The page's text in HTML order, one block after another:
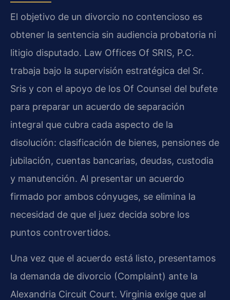
El objetivo de un divorcio no contencioso es
obtener la sentencia sin audiencia probatoria ni
litigio disputado. Law Offices Of SRIS, P.C.
trabaja bajo la supervisión estratégica del Sr.
Sris y con el apoyo de los Of Counsel del bufete
para preparar un acuerdo de separación
integral que cubra cada aspecto de la
disolución: clasificación de bienes, pensiones de
jubilación, cuentas bancarias, deudas, custodia
y manutención. Al presentar un acuerdo
firmado por ambos cónyuges, se elimina la
necesidad de que el juez decida sobre los
puntos controvertidos.
Una vez que el acuerdo está listo, presentamos
la demanda de divorcio (Complaint) ante la
Alexandria Circuit Court. Virginia exige que al